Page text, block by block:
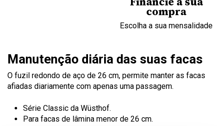
compra
Escolha a sua mensalidade
Manutenção diária das suas facas
O fuzil redondo de aço de 26 cm, permite manter as facas
afiadas diariamente com apenas uma passagem.
Série Classic da Wüsthof.
Para facas de lâmina menor de 26 cm.